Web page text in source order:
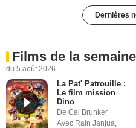
Dernières
Films de la semaine
du 5 août 2026
La Pat' Patrouille :
Le film mission
Dino
De Cal Brunker
Avec Rain Janjua,